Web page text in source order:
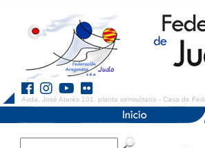
Avda. José Atarés 101. planta semisótano - Casa de